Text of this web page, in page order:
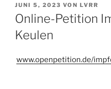
VERÖFFENTLICHT
AM
JUNI 5, 2023 VON LVRR
Online-Petition
Keulen
www.openpetition.de/